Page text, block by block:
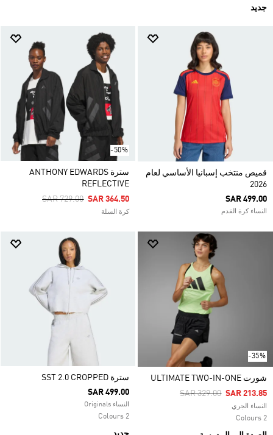
جديد
قميص منتخب إسبانيا الأساسي لعام
2026
SAR 499.00
النساء كرة القدم
-50%
سترة ANTHONY EDWARDS
REFLECTIVE
Price Reduced From
SAR 729.00ToSAR 364.50
كرة السلة
-35%
شورت ULTIMATE TWO-IN-ONE
Price Reduced From
SAR 329.00ToSAR 213.85
النساء الجري
2 Colours
سترة SST 2.0 CROPPED
SAR 499.00
النساء Originals
2 Colours